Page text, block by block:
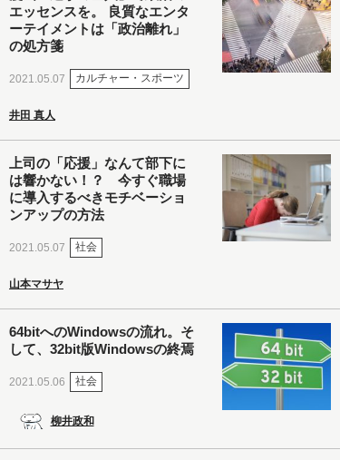
エッセンスを。 良質なエンタ
ーテイメントは「政治離れ」
の処方箋
2021.05.07 カルチャー・スポーツ
井田 真人
上司の「応援」なんて部下に
は響かない！？ 今すぐ職場
に導入するべきモチベーショ
ンアップの方法
2021.05.07 社会
山本マサヤ
64bitへのWindowsの流れ。そ
して、32bit版Windowsの終焉
2021.05.06 社会
柳井政和